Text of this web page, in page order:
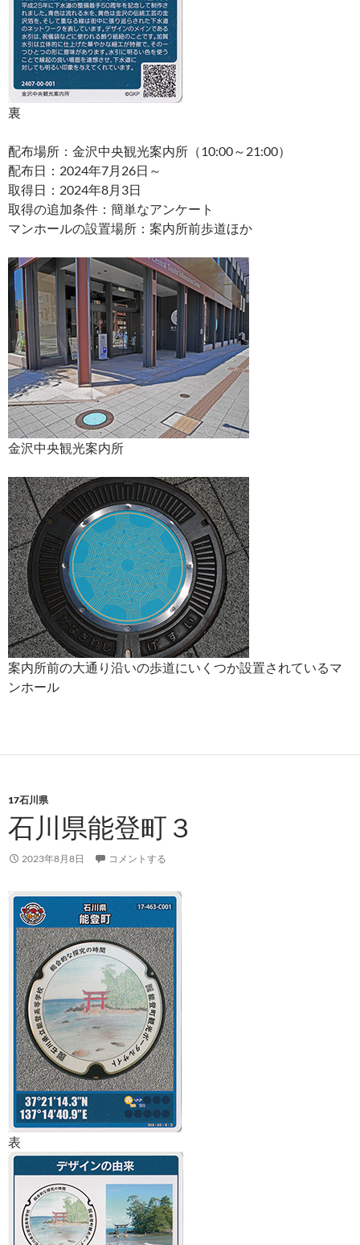
裏
配布場所：金沢中央観光案内所（10:00～21:00）
配布日：2024年7月26日～
取得日：2024年8月3日
取得の追加条件：簡単なアンケート
マンホールの設置場所：案内所前歩道ほか
金沢中央観光案内所
案内所前の大通り沿いの歩道にいくつか設置されているマ
ンホール
17石川県
石川県能登町３
2023年8月8日 コメントする
表